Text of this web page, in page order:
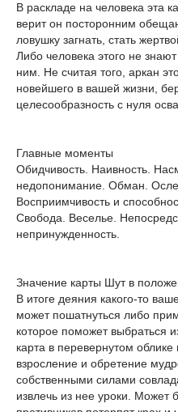
В раскладе на человека эта
верит он посторонним
ловушку загнать, стать
Либо человека этого не
ним. Не считая того, аркан
новейшего в вашей жизни,
целесообразность с нуля
Главные моменты
Обидчивость. Наивность.
недопонимание. Обман.
Восприимчивость и
Свобода. Веселье.
непринужденность.
Значение карты Шут в
В итоге деяния какого-то
может пошатнуться либо
которое поможет выбраться
карта в перевернутом облике
взросление и обретение
собственными силами
извлечь из нее уроки. Может